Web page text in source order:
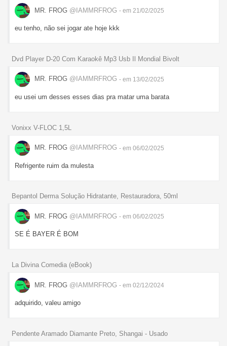
MR. FROG @IAMMRFROG - em 21/02/2025
eu tenho, não sei jogar ate hoje kkk
Dvd Player D-20 Com Karaokê Mp3 Usb Il Mondial Bivolt
MR. FROG @IAMMRFROG - em 13/02/2025
eu usei um desses esses dias pra matar uma barata
Vonixx V-FLOC 1,5L
MR. FROG @IAMMRFROG - em 06/02/2025
Refrigente ruim da mulesta
Bepantol Derma Solução Hidratante, Restauradora, 50ml
MR. FROG @IAMMRFROG - em 06/02/2025
SE É BAYER É BOM
La Divina Comedia (eBook)
MR. FROG @IAMMRFROG - em 02/12/2024
adquirido, valeu amigo
Pendente Aramado Diamante Preto, Shangai - Usado